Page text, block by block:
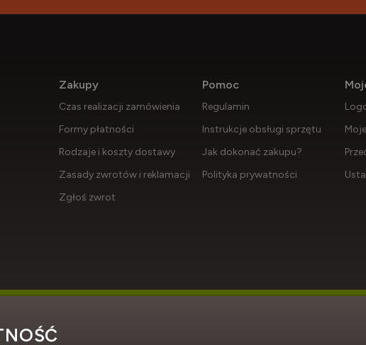
Zakupy
Czas realizacji zamówienia
Formy płatności
Rodzaje i koszty dostawy
Zasady zwrotów i reklamacji
Zgłoś zwrot
Pomoc
Regulamin
Instrukcje obsługi sprzętu
Jak dokonać zakupu?
Polityka prywatności